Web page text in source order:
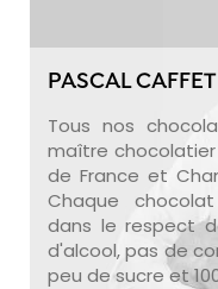
PASCAL CAFFET
Tous nos
maître chocolatier
de France et
Chaque
dans le respect
d'alcool, pas de
peu de sucre et